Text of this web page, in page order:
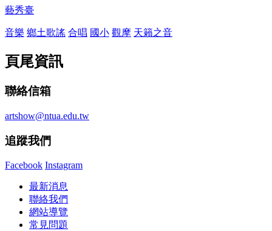
藝秀臺
音樂 鄉土歌謠 合唱 國小 觀摩 天籟之音
頁尾資訊
聯絡信箱
artshow@ntua.edu.tw
追蹤我們
Facebook Instagram
最新消息
聯絡我們
網站導覽
常見問題